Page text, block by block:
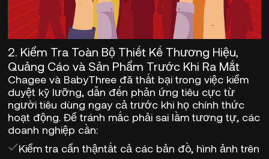
2. Kiểm Tra Toàn Bộ Thiết Kế Thương Hiệu,
Quảng Cáo và Sản Phẩm Trước Khi Ra Mắt
Chagee và BabyThree đã thất bại trong việc kiểm
duyệt kỹ lưỡng, dẫn đến phản ứng tiêu cực từ
người tiêu dùng ngay cả trước khi họ chính thức
hoạt động. Để tránh mắc phải sai lầm tương tự, các
doanh nghiệp cần:
Kiểm tra cẩn thậntất cả các bản đồ, hình ảnh trên